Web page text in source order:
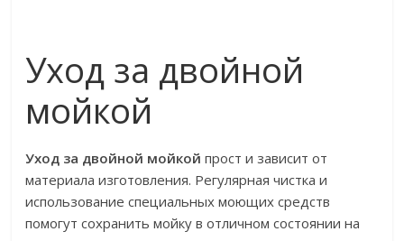
Уход за двойной
мойкой
Уход за двойной мойкой прост и зависит от
материала изготовления. Регулярная чистка и
использование специальных моющих средств
помогут сохранить мойку в отличном состоянии на